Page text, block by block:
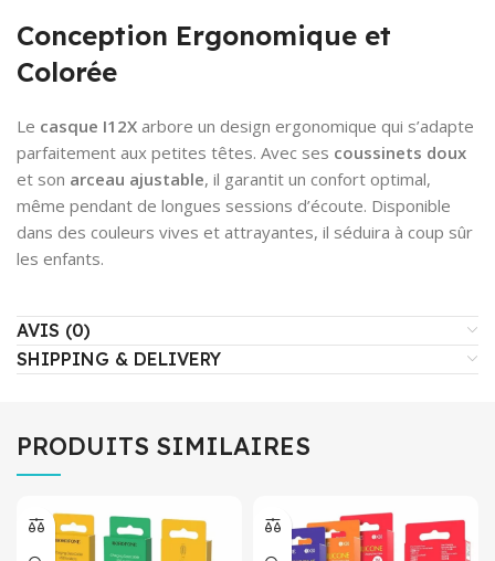
Conception Ergonomique et
Colorée
Le casque I12X arbore un design ergonomique qui s’adapte
parfaitement aux petites têtes. Avec ses coussinets doux
et son arceau ajustable, il garantit un confort optimal,
même pendant de longues sessions d’écoute. Disponible
dans des couleurs vives et attrayantes, il séduira à coup sûr
les enfants.
AVIS (0)
SHIPPING & DELIVERY
PRODUITS SIMILAIRES